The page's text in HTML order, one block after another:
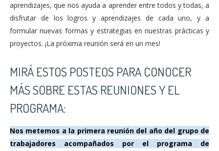
aprendizajes, que nos ayuda a aprender entre todos y todas, a
disfrutar de los logros y aprendizajes de cada uno, y a
formular nuevas formas y estrategias en nuestras prácticas y
proyectos. ¡La próxima reunión será en un mes!
MIRÁ ESTOS POSTEOS PARA CONOCER
MÁS SOBRE ESTAS REUNIONES Y EL
PROGRAMA:
Nos metemos a la primera reunión del año del grupo de
trabajadores acompañados por el programa de